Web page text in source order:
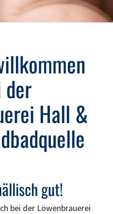
Hall &
gut!
bei der Löwenbrauerei